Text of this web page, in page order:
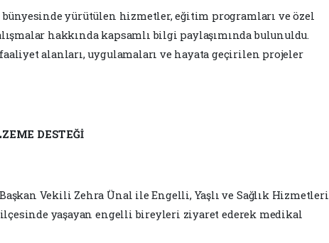
yürütülen hizmetler, eğitim programları ve özel
hakkında kapsamlı bilgi paylaşımında bulunuldu.
alanları, uygulamaları ve hayata geçirilen projeler
DESTEĞİ
Vekili Zehra Ünal ile Engelli, Yaşlı ve Sağlık Hizmetleri
ilçesinde yaşayan engelli bireyleri ziyaret ederek medikal